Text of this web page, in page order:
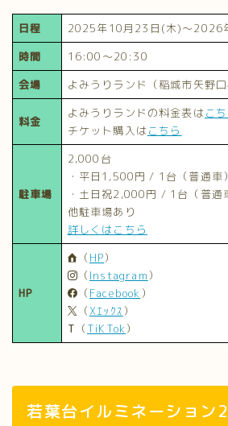
日程
2025年10月23日(木)～2026
時間
16:00～20:30
会場
よみうりランド（稲城市矢野
料金
よみうりランドの料金表は こ
チケット購入は こちら
駐車場
2,000台
・平日1,500円 / 1台（普通車）
・土日祝2,000円 / 1台（普通
他駐車場あり
詳しくはこちら
HP
（HP）
（Instagram）
（Facebook ）
（Xｴｯｸｽ）
T （TiKTok）
若葉台イルミネーション